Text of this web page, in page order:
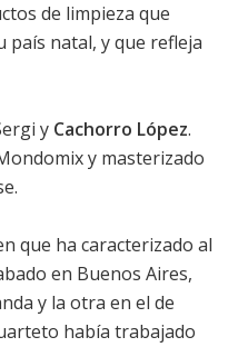
de limpieza que
país natal, y que refleja
y Cachorro López.
y masterizado
que ha caracterizado al
en Buenos Aires,
y la otra en el de
había trabajado